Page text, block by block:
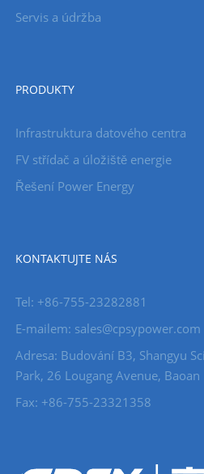
Servis a údržba
PRODUKTY
Infrastruktura datového centra
FV střídač a úložiště energie
Řešení Power Energy
KONTAKTUJTE NÁS
Tel: +86-755-23282881
E-mailem: sales@cpsypower.com
Adresa: Budování B3, Shangyu
Park, 26 Lougang Avenue,
Fax: +86-755-23321358